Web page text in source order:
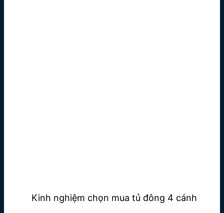
Kinh nghiệm chọn mua tủ đông 4 cánh